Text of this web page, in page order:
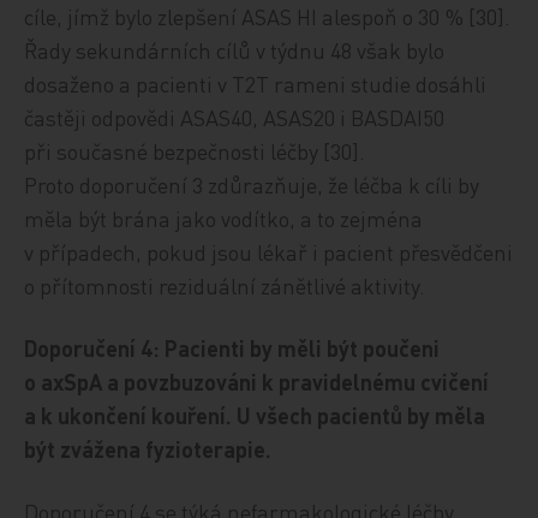
cíle, jímž bylo zlepšení ASAS HI alespoň o 30 % [30].
Řady sekundárních cílů v týdnu 48 však bylo
dosaženo a pacienti v T2T rameni studie dosáhli
častěji odpovědi ASAS40, ASAS20 i BASDAI50
při současné bezpečnosti léčby [30].
Proto doporučení 3 zdůrazňuje, že léčba k cíli by
měla být brána jako vodítko, a to zejména
v případech, pokud jsou lékař i pacient přesvědčeni
o přítomnosti reziduální zánětlivé aktivity.
Doporučení 4: Pacienti by měli být poučeni
o axSpA a povzbuzováni k pravidelnému cvičení
a k ukončení kouření. U všech pacientů by měla
být zvážena fyzioterapie.
Doporučení 4 se týká nefarmakologické léčby.